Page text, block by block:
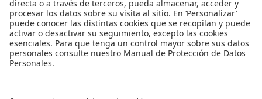
Entretenimiento
Compra de libros y material audiovisual